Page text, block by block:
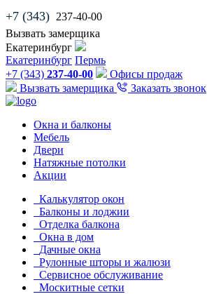
+7 (343) 237-40-00
Вызвать замерщика
Екатеринбург
Екатеринбург Пермь
+7 (343) 237-40-00
Офисы продаж
Вызвать замерщика
Заказать звонок
Окна и балконы
Мебель
Двери
Натяжные потолки
Акции
Калькулятор окон
Балконы и лоджии
Отделка балкона
Окна в дом
Дачные окна
Рулонные шторы и жалюзи
Сервисное обслуживание
Москитные сетки